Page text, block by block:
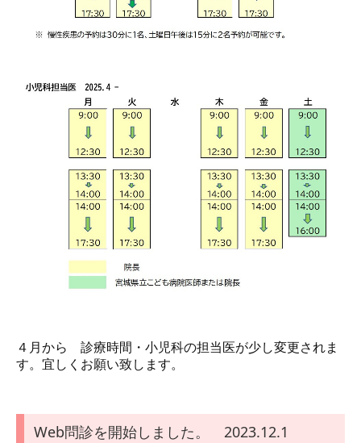
４月から 診療時間・小児科の担当医が少し変更されま
す。宜しくお願い致します。
Web問診を開始しました。 2023.12.1